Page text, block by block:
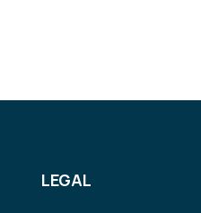
LEGAL